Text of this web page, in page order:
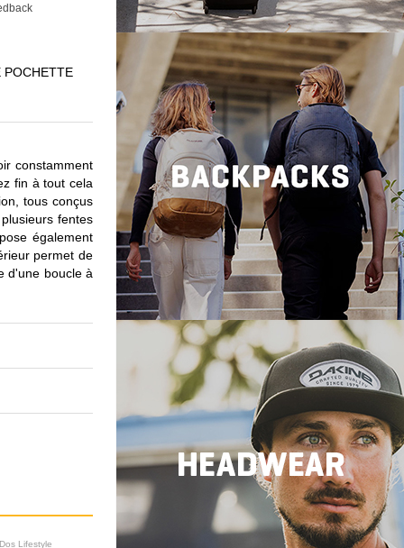
POCHETTE
constamment
fin à tout cela
tous conçus
fentes
également
permet de
d'une boucle à
Lifestyle